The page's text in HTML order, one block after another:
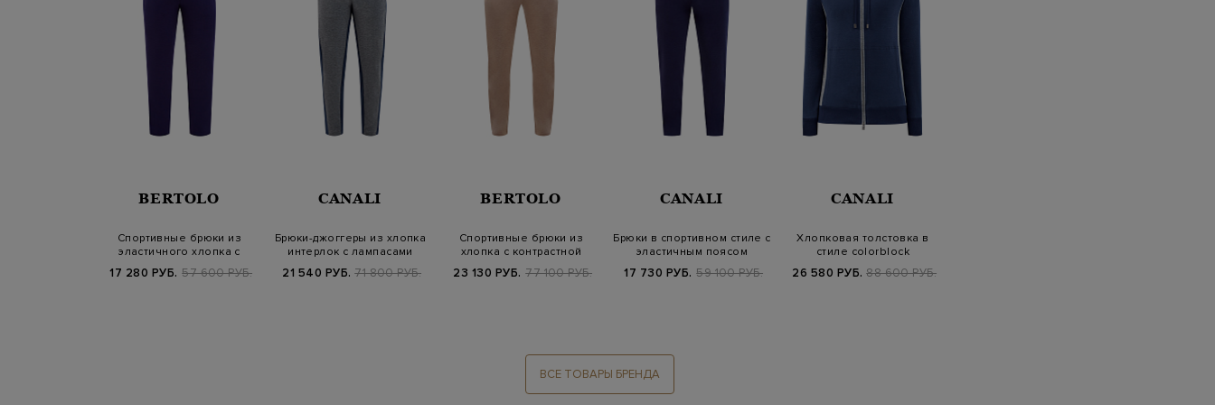
BERTOLO
Спортивные брюки из
эластичного хлопка с
17 280 РУБ. 57 600 РУБ.
CANALI
Брюки-джоггеры из хлопка
интерлок с лампасами
21 540 РУБ. 71 800 РУБ.
BERTOLO
Спортивные брюки из
хлопка с контрастной
23 130 РУБ. 77 100 РУБ.
CANALI
Брюки в спортивном стиле с
эластичным поясом
17 730 РУБ. 59 100 РУБ.
CANALI
Хлопковая толстовка в
стиле colorblock
26 580 РУБ. 88 600 РУБ.
ВСЕ ТОВАРЫ БРЕНДА